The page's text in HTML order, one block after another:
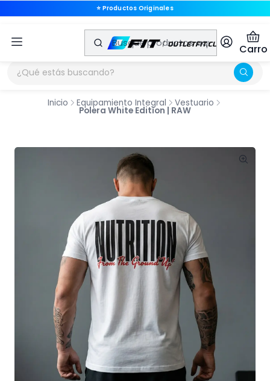
🚚 Envíos a Todo Chile
Carro
Inicio Equipamiento Integral Vestuario
Polera White Edition | RAW
⭐ Productos Originales